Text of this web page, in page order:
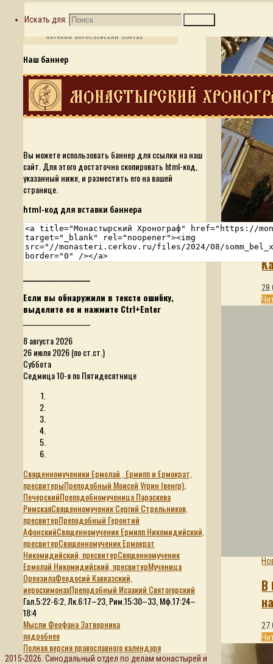
Искать для:
В
Наш баннер
Вы можете использовать баннер для ссылки на наш
сайт. Для этого достаточно скопировать html-код,
указанный ниже, и разместить его на вашей
странице.
html-код для вставки баннера
Если вы обнаружили в тексте ошибку,
выделите ее и нажмите Ctrl+Enter
8 августа 2026
26 июля 2026 (по ст.ст.)
Суббота
Седмица 10-я по Пятидесятнице
Священномученики Ермолай , Ермипп и Ермократ,
пресвитерыПреподобный Моисей Угрин (венгр),
ПечерскийПреподобномученица Параскева
РимскаяСвященномученик Сергий Стрельников,
пресвитерПреподобный Геронтий
АфонскийСвященномученик Ермипп Никомидийский,
пресвитерСвященномученик Ермократ
Никомидийский, пресвитерСвященномученик
Ермолай Никомидийский, пресвитерМученица
ОреозилаФеодосий Кавказский,
иеросхимонахПреподобный Исаакий Святогорский
Гал.5:22-6:2, Лк.6:17–23, Рим.15:30–33, Мф.17:24–
18:4
Мысли Феофана Затворника
подробнее
Полная версия православного календаря
2015-2026. Синодальный отдел по делам монастырей и